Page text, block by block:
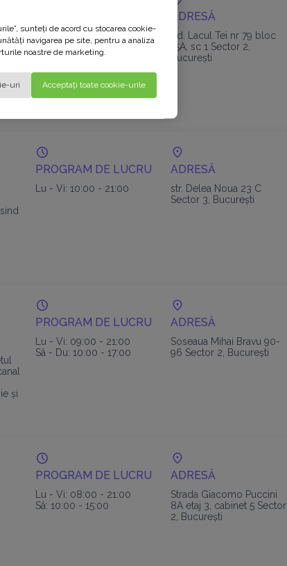
Lu: 09:00 - 20:00
Ma: 15:00 - 20:00
Mi: 09:00 - 20:00
Vi: 09:00 - 15:00
ADRESĂ
Bd. Lacul Tei nr 79 bloc
15A, sc 1 Sector 2,
București
PROGRAM DE LUCRU
Lu - Vi: 10:00 - 21:00
ADRESĂ
str. Delea Noua 23 C
Sector 3, București
și
PROGRAM DE LUCRU
Lu - Vi: 09:00 - 21:00
Sâ - Du: 10:00 - 17:00
ADRESĂ
Soseaua Mihai Bravu 90-
96 Sector 2, București
PROGRAM DE LUCRU
Lu - Vi: 08:00 - 21:00
Sâ: 10:00 - 15:00
ADRESĂ
Strada Giacomo Puccini
8A etaj 3, cabinet 5 Sector
2, București
sunteți de acord cu stocarea cookie-
navigarea pe site, pentru a analiza
noastre de marketing.
uri Acceptați toate cookie-urile